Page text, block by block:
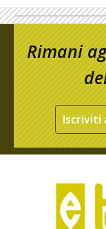
Rimani
Iscriviti